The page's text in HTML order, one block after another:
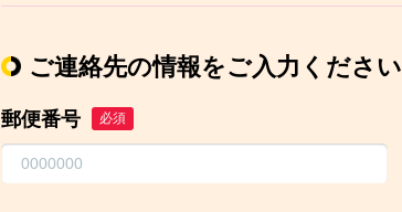
ご連絡先の情報をご入力ください
郵便番号 必須